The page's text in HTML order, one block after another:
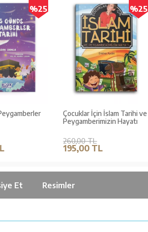
%25 %25
Çocuklar İçin İslam Tarihi ve
Peygamberimizin Hayatı
260,00 TL
195,00 TL
Et Resimler